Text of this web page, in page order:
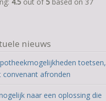
nieuws
toetsen,
convenant afronden
naar een oplossing die